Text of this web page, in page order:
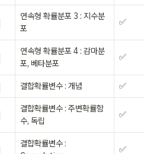
연속형 확률분포 3 : 지수분
포
✅
연속형 확률분포 4 : 감마분
포, 베타분포
✅
결합확률변수 : 개념 ✅
결합확률변수 : 주변확률함
수, 독립
✅
결합확률변수 :
✅